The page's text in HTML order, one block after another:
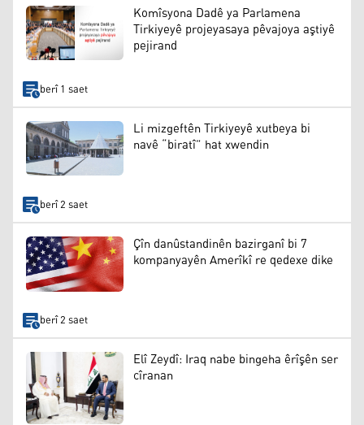
Komîsyona Dadê ya Parlamena
Tirkiyeyê projeyasaya pêvajoya aştiyê
pejirand
berî 1 saet
Li mizgeftên Tirkiyeyê xutbeya bi
navê “biratî” hat xwendin
berî 2 saet
Çîn danûstandinên bazirganî bi 7
kompanyayên Amerîkî re qedexe dike
berî 2 saet
Elî Zeydî: Iraq nabe bingeha êrîşên ser
cîranan